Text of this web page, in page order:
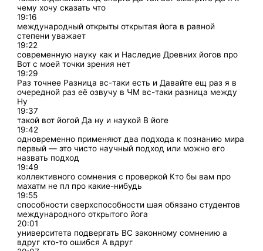
чему хочу сказать что
19:16
международный открыты открытая йога в равной
степени уважает
19:22
современную науку как и Наследие Древних йогов про
Вот с моей точки зрения нет
19:29
Раз точнее Разница вс-таки есть и Давайте ещ раз я в
очередной раз её озвучу в ЧМ вс-таки разница между
Ну
19:37
такой вот йогой Да ну и наукой В йоге
19:42
одновременно применяют два подхода к познанию мира
первый — это чисто научный подход или можно его
назвать подход
19:49
коллективного сомнения с проверкой Кто бы вам про
махатм не пл про какие-нибудь
19:55
способности сверхспособности шая обязано студентов
международного открытого йога
20:01
университета подвергать ВС законному сомнению а
вдруг кто-то ошибся А вдруг